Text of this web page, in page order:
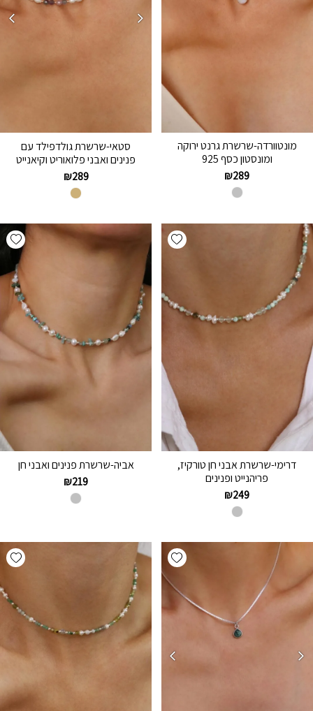
מונטוורדה-שרשרת גרנט ירוקה
ומונסטון כסף 925
₪289
סטאי-שרשרת גולדפילד עם
פנינים ואבני פלואוריט וקיאנייט
₪289
Add wishlist
דרימי-שרשרת אבני חן טורקיז,
פריהנייט ופנינים
₪249
אביה-שרשרת פנינים ואבני חן
₪219
Add wishlist